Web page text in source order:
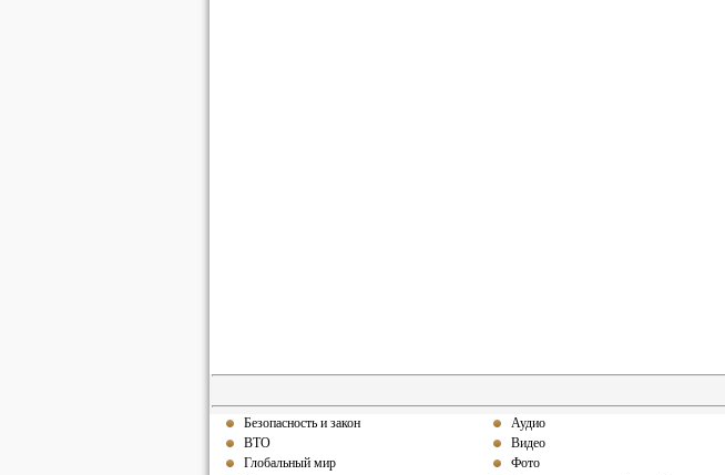
Безопасность и закон
ВТО
Глобальный мир
Аудио
Видео
Фото